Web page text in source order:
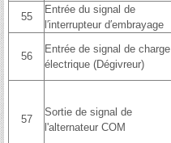
55
Entrée du signal de
l′interrupteur d′embrayage
56
Entrée de signal de charge
électrique (Dégivreur)
57
Sortie de signal de
l'alternateur COM